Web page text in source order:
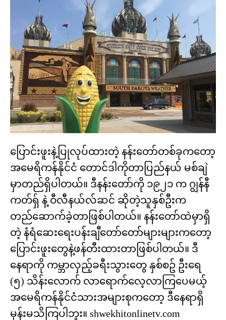
ပြောင်းဖူးနဲ့ပြုလုပ်ထားတဲ့ နန်းတော်တစ်ခုကတော့
အမေရိကန်နိုင်ငံ တောင်ဒါကိုတာပြည်နယ် မစ်ချဲ
မှာတည်ရှိပါတယ်။ ဒီနန်းတော်ကို ၁၉၂၁ က ဂျွန်နီ
ကတ်ရှ် နဲ့ ဝီလီနယ်လ်ဆင် ဆိုတဲ့သူနှစ်ဦးက ​
တည်ဆောက်ခဲ့တာဖြစ်ပါတယ်။ နန်းတော်ထဲမှာရှိ
တဲ့ နံရံဆေးရေးပန်းချီတော်တော်များများကတော့
ပြောင်းဖူးတွေနဲ့ဖန်တီးထားတာဖြစ်ပါတယ်။ ဒီ
နေရာကို ကမ္ဘာလှည့်ခရီးသွားတွေ နှစ်စဥ် ဦးရေ
(၅) သိန်းလောက် လာရောက်လေ့လာကြပေမယ့်
အမေရိကန်နိုင်ငံသားအများစုကတော့ ဒီနေရာရှိ
မှန်းမသိကြပါဘူး။ shwekhitonlinetv.com